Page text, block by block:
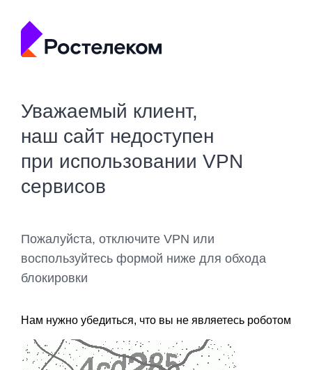
Уважаемый клиент,
наш сайт недоступен
при использовании VPN
сервисов
Пожалуйста, отключите VPN или
воспользуйтесь формой ниже для обхода
блокировки
Нам нужно убедиться, что вы не являетесь роботом